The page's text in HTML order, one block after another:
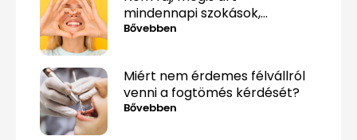
mindennapi szokások,
amelyek alattomosan
Bővebben
Miért nem érdemes félvállról
venni a fogtömés kérdését?
Bővebben